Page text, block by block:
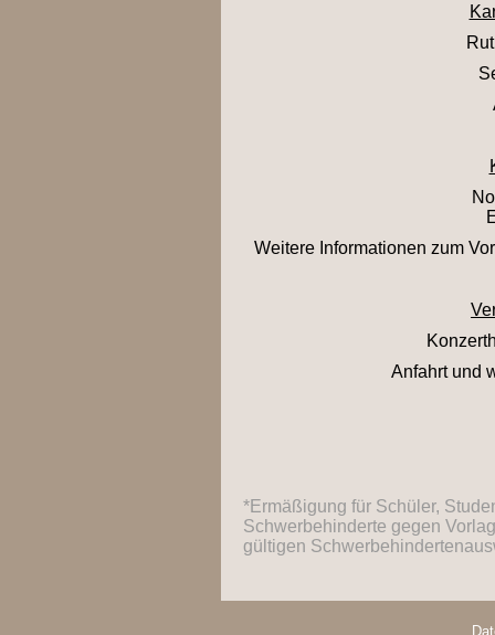
Weitere Informationen zum
Anfahrt und
*Ermäßigung für Schüler,
Schwerbehinderte gegen
gültigen